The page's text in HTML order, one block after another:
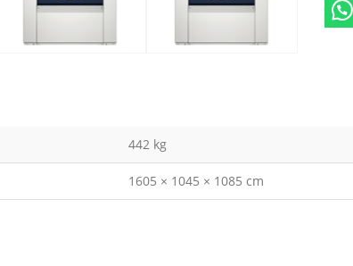
442 kg
1605 × 1045 × 1085 cm